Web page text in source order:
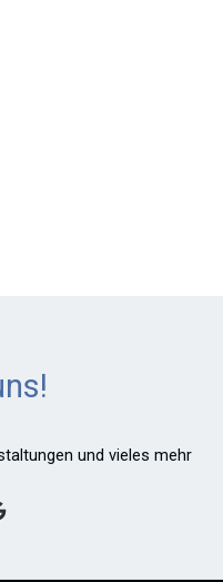
und vieles mehr